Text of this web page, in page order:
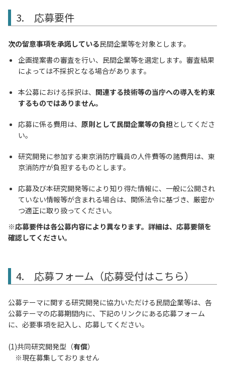
3. 応募要件
次の留意事項を承諾している民間企業等を対象とします。
企画提案書の審査を行い、民間企業等を選定します。審査結果
によっては不採択となる場合があります。
本公募における採択は、 関連する技術等の当庁への導入を約束
するものではありません。
応募に係る費用は、 原則として民間企業等の負担としてくださ
い。
研究開発に参加する東京消防庁職員の人件費等の諸費用は、東
京消防庁が負担するものとします。
応募及び本研究開発等により知り得た情報に、一般に公開され
ていない情報等が含まれる場合は、関係法令に基づき、厳密か
つ適正に取り扱ってください。
※応募要件は各公募内容により異なります。詳細は、応募要領を
確認してください。
4. 応募フォーム（応募受付はこちら）
公募テーマに関する研究開発に協力いただける民間企業等は、各
公募テーマの応募期間内に、下記のリンクにある応募フォーム
に、必要事項を記入し、応募してください。
(1)共同研究開発型（有償）
※現在募集しておりません